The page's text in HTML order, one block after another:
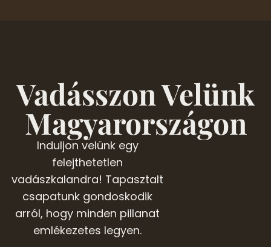
Vadásszon Velünk
Magyarországon
Induljon velünk egy
felejthetetlen
vadászkalandra! Tapasztalt
csapatunk gondoskodik
arról, hogy minden pillanat
emlékezetes legyen.